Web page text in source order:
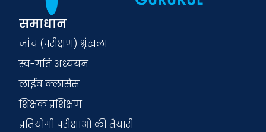
समाधान
जांच (परीक्षण) श्रृंखला
स्व-गति अध्ययन
लाईव क्लासेस
शिक्षक प्रशिक्षण
प्रतियोगी परीक्षाओं की तैयारी